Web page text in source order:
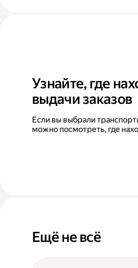
Узнайте, где
выдачи заказов
Если вы выбрали
можно посмотреть, где
Ещё не всё